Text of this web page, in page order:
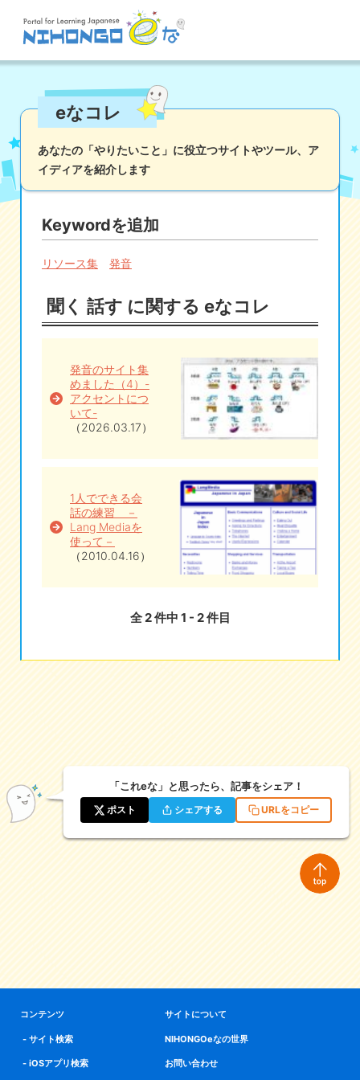
読む 書く 聞く
かな
iOSアプリ検索
eなコレ
eな情報局
eなコレ
あなたの「やりたいこと」に役立つサイトやツール、 ア
イディアを紹介します
Keywordを追加
リソース集 発音
聞く 話す に関する eなコレ
発音のサイト集
めました（4）-
アクセントにつ
いて-
（2026.03.17）
1人でできる会
話の練習 －
Lang Mediaを
使って－
（2010.04.16）
全 2 件中 1 - 2 件目
「これeな」と思ったら、記事をシェア！
ポスト シェアする URLをコピー
コンテンツ
サイト検索
iOSアプリ検索
サイトについて
NIHONGOeなの世界
お問い合わせ